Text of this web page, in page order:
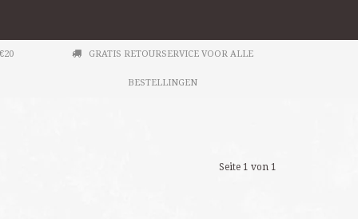
GRATIS RETOURSERVICE VOOR ALLE
BESTELLINGEN
Seite 1 von 1